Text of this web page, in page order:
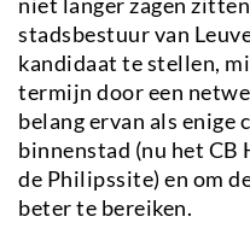
stadsbestuur van
kandidaat te stellen,
termijn door een
belang ervan als
binnenstad (nu het
de Philipssite) en om
beter te bereiken.